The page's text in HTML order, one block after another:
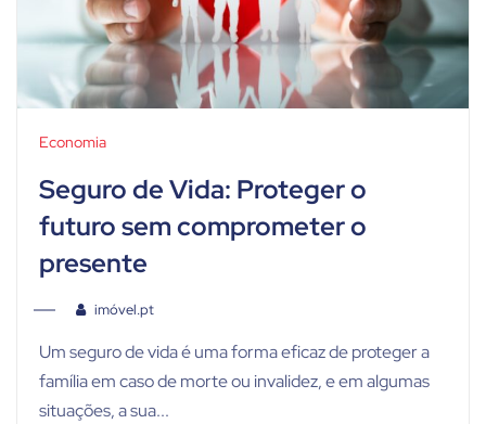
Economia
Seguro de Vida: Proteger o
futuro sem comprometer o
presente
imóvel.pt
Um seguro de vida é uma forma eficaz de proteger a
família em caso de morte ou invalidez, e em algumas
situações, a sua...